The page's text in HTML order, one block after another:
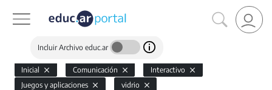
Incluir Archivo educ.ar
Inicial Comunicación
Interactivo
Juegos y aplicaciones
vidrio